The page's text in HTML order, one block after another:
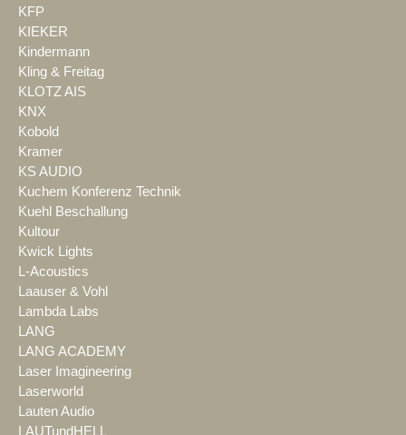
KFP
KIEKER
Kindermann
Kling & Freitag
KLOTZ AIS
KNX
Kobold
Kramer
KS AUDIO
Kuchem Konferenz Technik
Kuehl Beschallung
Kultour
Kwick Lights
L-Acoustics
Laauser & Vohl
Lambda Labs
LANG
LANG ACADEMY
Laser Imagineering
Laserworld
Lauten Audio
LAUTundHELL